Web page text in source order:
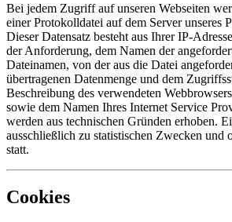
Bei jedem Zugriff auf unseren Webseiten
einer Protokolldatei auf dem Server unseres
Dieser Datensatz besteht aus Ihrer IP-
der Anforderung, dem Namen der
Dateinamen, von der aus die Datei
übertragenen Datenmenge und dem
Beschreibung des verwendeten
sowie dem Namen Ihres Internet Service
werden aus technischen Gründen erhoben.
ausschließlich zu statistischen Zwecken und
statt.
Cookies